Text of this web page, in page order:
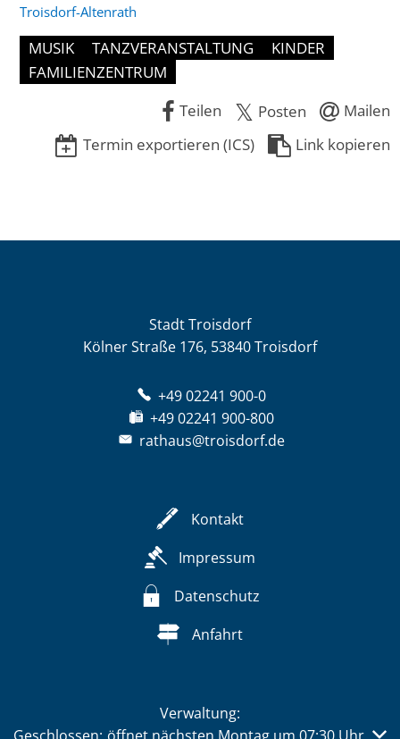
Troisdorf-Altenrath
MUSIK TANZVERANSTALTUNG
KINDER
FAMILIENZENTRUM
Teilen
Posten
Mailen
Termin exportieren (ICS)
Link kopieren
Stadt Troisdorf
Kölner Straße 176, 53840 Troisdorf
+49 02241 900-0
+49 02241 900-800
rathaus@troisdorf.de
Kontakt
Impressum
Datenschutz
Anfahrt
Verwaltung: